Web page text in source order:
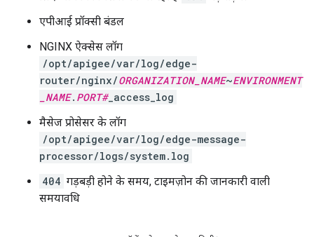
एपीआई प्रॉक्सी बंडल
NGINX ऐक्सेस लॉग
/opt/apigee/var/log/edge-
router/nginx/ORGANIZATION_NAME~ENVIRONMENT
_NAME. PORT#_access_log
मैसेज प्रोसेसर के लॉग
/opt/apigee/var/log/edge-message-
processor/logs/system.log
404 गड़बड़ी होने के समय, टाइमज़ोन की जानकारी वाली
समयावधि